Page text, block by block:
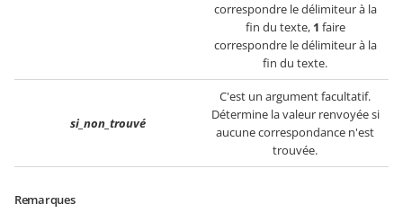
correspondre le délimiteur à la
fin du texte, 1 faire
correspondre le délimiteur à la
fin du texte.
si_non_trouvé
C'est un argument facultatif.
Détermine la valeur renvoyée si
aucune correspondance n'est
trouvée.
Remarques